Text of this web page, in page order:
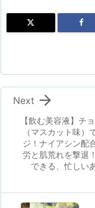
【飲む美容液】チ
（マスカット味）
ジ！ナイアシン配
労と肌荒れを撃退
できる、忙しい

Next